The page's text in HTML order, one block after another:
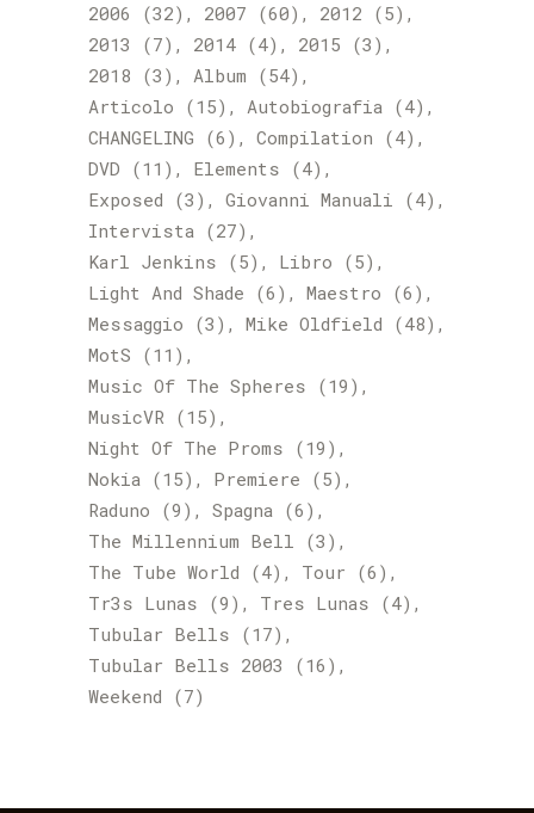
2006 (32) 2007 (60) 2012 (5)
2013 (7) 2014 (4) 2015 (3)
2018 (3) Album (54)
Articolo (15) Autobiografia (4)
CHANGELING (6) Compilation (4)
DVD (11) Elements (4)
Exposed (3) Giovanni Manuali (4)
Intervista (27)
Karl Jenkins (5) Libro (5)
Light And Shade (6) Maestro (6)
Messaggio (3) Mike Oldfield (48)
MotS (11)
Music Of The Spheres (19)
MusicVR (15)
Night Of The Proms (19)
Nokia (15) Premiere (5)
Raduno (9) Spagna (6)
The Millennium Bell (3)
The Tube World (4) Tour (6)
Tr3s Lunas (9) Tres Lunas (4)
Tubular Bells (17)
Tubular Bells 2003 (16)
Weekend (7)